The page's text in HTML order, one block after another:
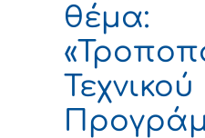
θέμα:
Τεχνικού